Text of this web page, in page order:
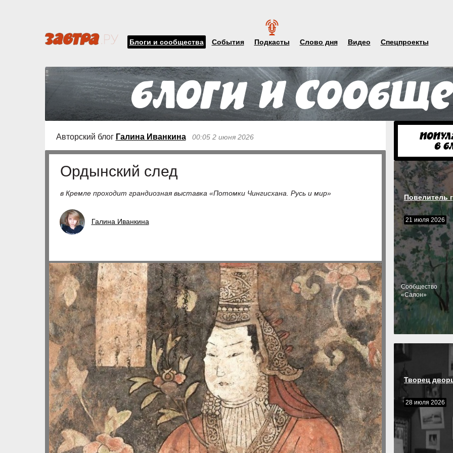
Блоги и сообщества События Подкасты Слово дня Видео Спецпроекты
Авторский блог Галина Иванкина 00:05 2 июня 2026
Ордынский след
в Кремле проходит грандиозная выставка «Потомки Чингисхана. Русь и мир»
Галина Иванкина
Повелитель
21 июля 2026
Cообщество
«Салон»
Творец
28 июля 2026